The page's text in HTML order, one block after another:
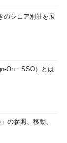
のシェア別荘を展
On：SSO）とは
の参照、移動、